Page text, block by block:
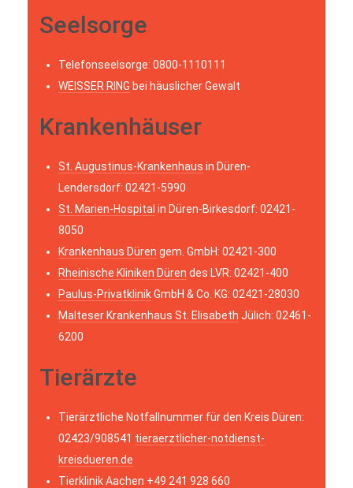
Seelsorge
Telefonseelsorge: 0800-1110111
WEISSER RING bei häuslicher Gewalt
Krankenhäuser
St. Augustinus-Krankenhaus in Düren-
Lendersdorf: 02421-5990
St. Marien-Hospital in Düren-Birkesdorf: 02421-
8050
Krankenhaus Düren gem. GmbH: 02421-300
Rheinische Kliniken Düren des LVR: 02421-400
Paulus-PrivatklinikGmbH & Co. KG: 02421-28030
Malteser Krankenhaus St. Elisabeth Jülich: 02461-
6200
Tierärzte
Tierärztliche Notfallnummer für den Kreis Düren:
02423/908541 tieraerztlicher-notdienst-
kreisdueren.de
Tierklinik Aachen +49 241 928 660